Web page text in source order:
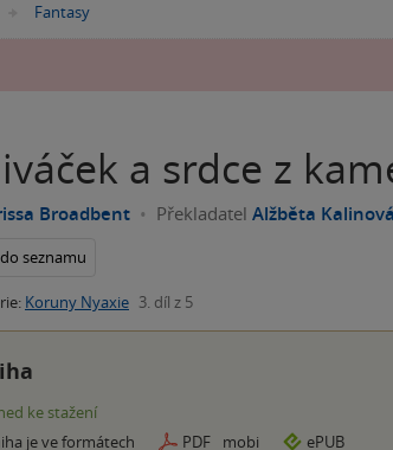
»Fantasy
a srdce z
Broadbent Překladatel Alžběta Kalinová
seznamu
Koruny Nyaxie 3. díl z 5
ke stažení
je ve formátech
PDF mobi ePUB